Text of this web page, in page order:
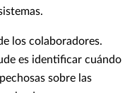
los colaboradores.
es identificar cuándo
sobre las